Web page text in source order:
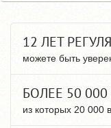
12 ЛЕТ
можете быть
БОЛЕЕ 50
из которых 20 000